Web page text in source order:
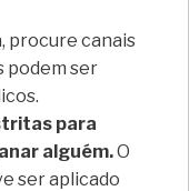
procure canais
podem ser
para
alguém.O
ser aplicado